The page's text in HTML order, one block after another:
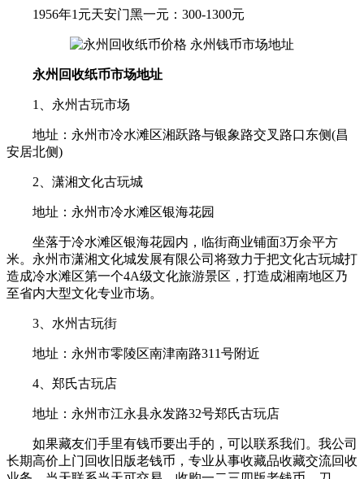
1956年1元天安门黑一元：300-1300元
永州回收纸币市场地址
1、永州古玩市场
地址：永州市冷水滩区湘跃路与银象路交叉路口东侧(昌
安居北侧)
2、潇湘文化古玩城
地址：永州市冷水滩区银海花园
坐落于冷水滩区银海花园内，临街商业铺面3万余平方
米。永州市潇湘文化城发展有限公司将致力于把文化古玩城打
造成冷水滩区第一个4A级文化旅游景区，打造成湘南地区乃
至省内大型文化专业市场。
3、水州古玩街
地址：永州市零陵区南津南路311号附近
4、郑氏古玩店
地址：永州市江永县永发路32号郑氏古玩店
如果藏友们手里有钱币要出手的，可以联系我们。我公司
长期高价上门回收旧版老钱币，专业从事收藏品收藏交流回收